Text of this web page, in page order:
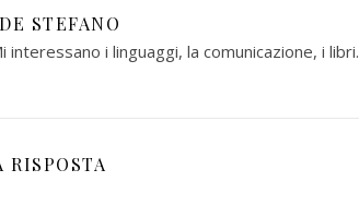
STEFANO
i linguaggi, la comunicazione, i libri.
RISPOSTA